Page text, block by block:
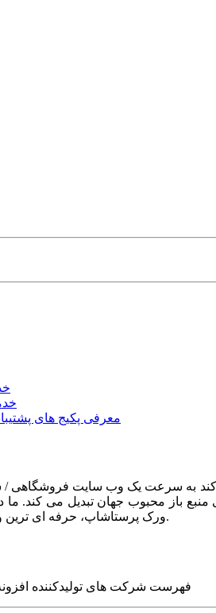
معرفی پکیج های
باز محبوب جهان تبدیل می کند. ما
ورک پرستاشاپ، حرفه ای ترین وب سایت های روز جهان را برای شما طراحی می کنیم.
فهرست شرکت های تولیدکننده